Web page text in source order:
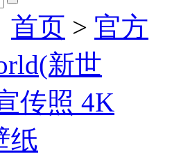
首页 > 官方